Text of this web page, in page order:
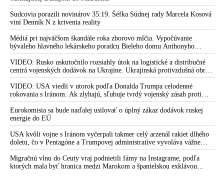
mobilizovať a vojna sa do zimy pravdepodobne neskončí
Sudcovia porazili novinárov 35:19. Šéfka Súdnej rady Marcela Kosová
viní Denník N z krivenia reality
Médiá pri najväčšom škandále roka zborovo mlčia. Vypočúvanie
bývaleho hlavného lekárskeho poradcu Bieleho domu Anthonyho
Fauciho pred výborom amerického Senátu väčšina médií ignorovala
VIDEO: Rusko uskutočnilo rozsiahly útok na logistické a distribučné
centrá vojenských dodávok na Ukrajine. Ukrajinská protivzdušná obrana
nedokázala počas ničivého nočného útoku na Kyjev a jeho okolie
zachytiť ani jednu ruskú raketu
VIDEO: USA viedli v utorok podľa Donalda Trumpa celodenné
rokovania s Iránom. Ak zlyhajú, sľubuje tvrdý vojenský zásah proti
Teheránu
Eurokomisia sa bude naďalej usilovať o úplný zákaz dodávok ruskej
energie do EÚ
USA kvôli vojne s Iránom vyčerpali takmer celý arzenál rakiet dlhého
doletu, čo v Pentagóne a Trumpovej administratíve vyvoláva vážne
obavy o bojaschopnosť americkej armády v prípade vypuknutia
konfliktu s Čínou alebo Ruskom
Migračnú vlnu do Ceuty vraj podnietili fámy na Instagrame, podľa
ktorých mala byť hranica medzi Marokom a španielskou exklávou